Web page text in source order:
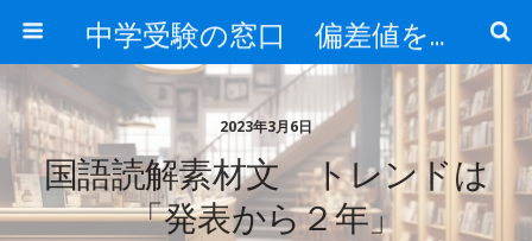
中学受験の窓口 偏差値を上げる勉強法
2023年3月6日
国語読解素材文 トレンドは
「発表から２年」